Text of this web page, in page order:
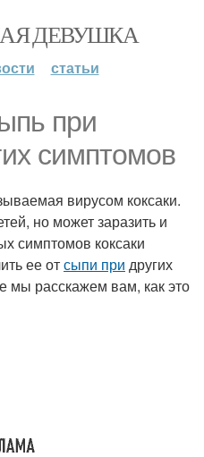
ДЕВУШКА
статьи
при
симптомов
вирусом коксаки.
но может заразить и
симптомов коксаки
ее отсыпи при других
мы расскажем вам, как это